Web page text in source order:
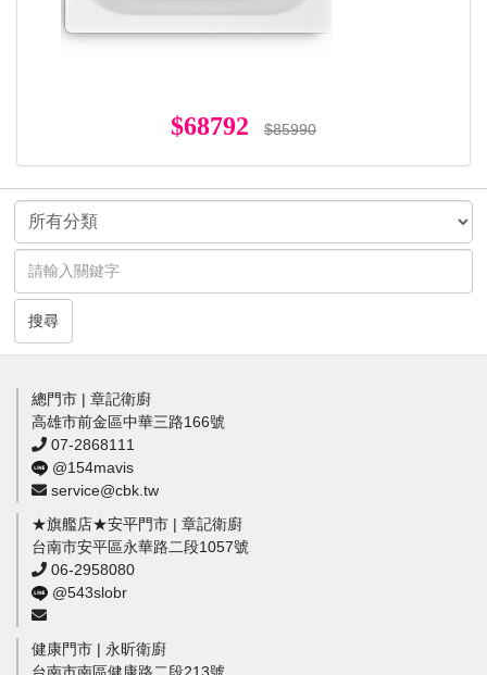
$68792 $85990
搜尋
總門市 | 章記衛廚
高雄市前金區中華三路166號
07-2868111
@154mavis
service@cbk.tw
★旗艦店★安平門市 | 章記衛廚
台南市安平區永華路二段1057號
06-2958080
@543slobr
健康門市 | 永昕衛廚